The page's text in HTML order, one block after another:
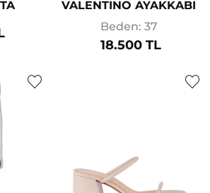
VALENTINO AYAKKABI
Beden: 37
18.500 TL